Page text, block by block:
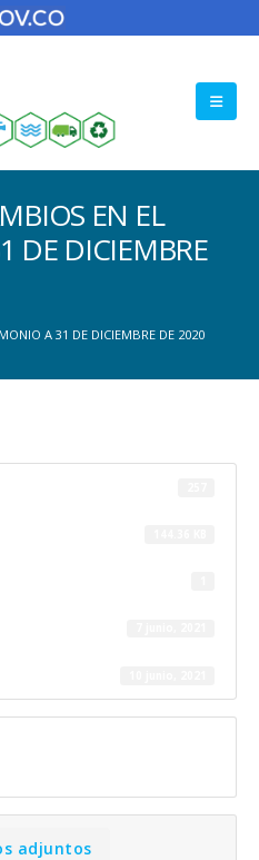
EN EL
DE DICIEMBRE
A 31 DE DICIEMBRE DE 2020
adjuntos